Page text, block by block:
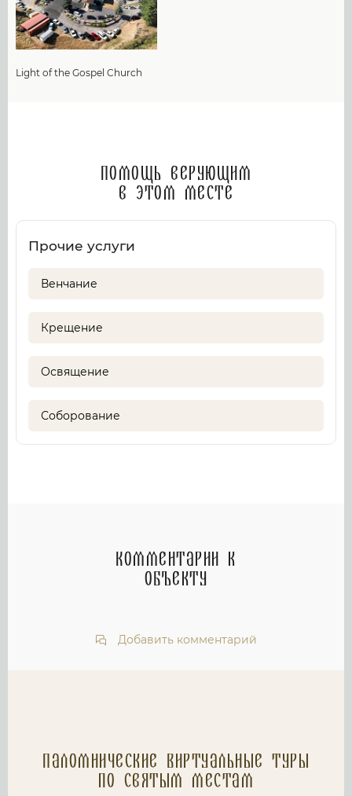
Light of the Gospel Church
Помощь верующим
в этом месте
Прочие услуги
Венчание
Крещение
Освящение
Соборование
Комментарии к
объекту
Добавить комментарий
Паломнические Виртуальные туры
по святым местам